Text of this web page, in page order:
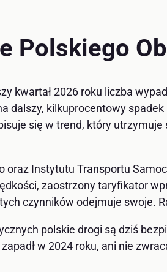
Polskiego
kwartał 2026 roku liczba
dalszy, kilkuprocentowy
się w trend, który
oraz Instytutu Transportu
zaostrzony taryfikator
czynników odejmuje swoje.
polskie drogi są dziś
w 2024 roku, ani nie